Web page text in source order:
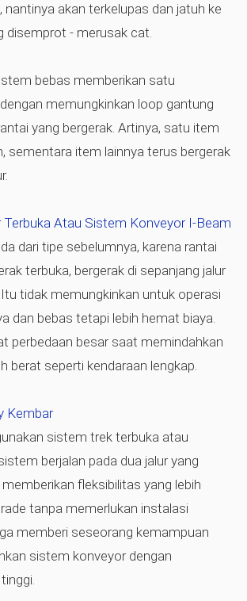
nantinya akan terkelupas dan jatuh ke
disemprot - merusak cat.
bebas memberikan satu
memungkinkan loop gantung
yang bergerak. Artinya, satu item
sementara item lainnya terus bergerak
Terbuka Atau Sistem Konveyor I-Beam
dari tipe sebelumnya, karena rantai
terbuka, bergerak di sepanjang jalur
tidak memungkinkan untuk operasi
dan bebas tetapi lebih hemat biaya.
perbedaan besar saat memindahkan
berat seperti kendaraan lengkap.
Kembar
sistem trek terbuka atau
berjalan pada dua jalur yang
fleksibilitas yang lebih
tanpa memerlukan instalasi
memberi seseorang kemampuan
sistem konveyor dengan